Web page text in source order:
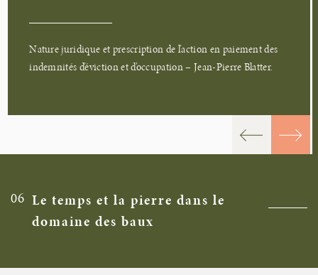
Nature juridique et prescription de l’action en paiement des
indemnités d’éviction et d’occupation – Jean-Pierre Blatter.
06 Le temps et la pierre dans le
domaine des baux